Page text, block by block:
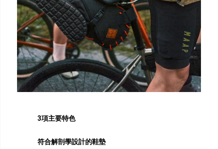
3項主要特色
符合解剖學設計的鞋墊